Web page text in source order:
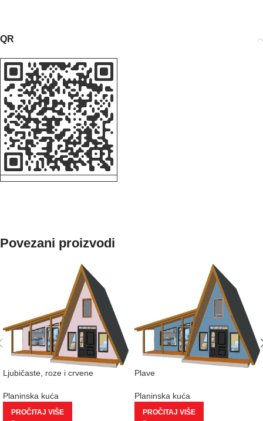
QR
Povezani proizvodi
Ljubičaste, roze i crvene
Planinska kuća
PROČITAJ VIŠE
Plave
Planinska kuća
PROČITAJ VIŠE